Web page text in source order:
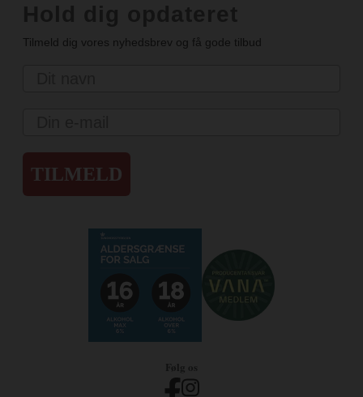
Tilmeld dig vores nyhedsbrev og få gode tilbud
TILMELD
Følg os